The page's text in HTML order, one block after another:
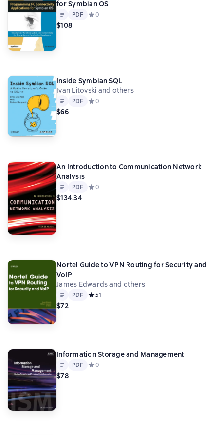
for Symbian OS
Text PDF
PDF Средний рейтинг 0 на основе 0 оценок
0
$108
Inside Symbian SQL
Ivan Litovski and others
Text PDF
PDF Средний рейтинг 0 на основе 0 оценок
0
$66
An Introduction to Communication Network
Analysis
Text PDF
PDF Средний рейтинг 0 на основе 0 оценок
0
$134.34
Nortel Guide to VPN Routing for Security and
VoIP
James Edwards and others
Text PDF
PDF Средний рейтинг 5 на основе 1 оценок
51
$72
Information Storage and Management
Text PDF
PDF Средний рейтинг 0 на основе 0 оценок
0
$78